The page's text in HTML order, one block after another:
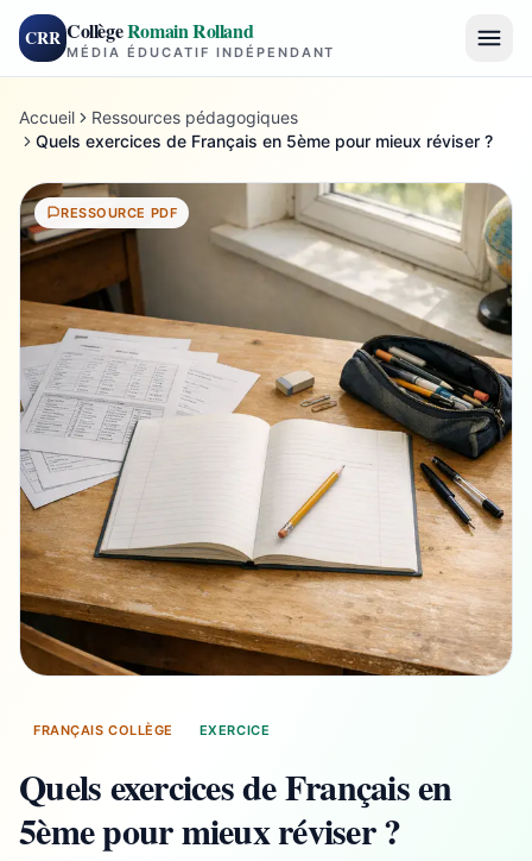
CRR CollègeRomain Rolland
MÉDIA ÉDUCATIF INDÉPENDANT
Accueil
Ressources pédagogiques
Quels exercices de Français en 5ème pour mieux réviser ?
RESSOURCE PDF
FRANÇAIS COLLÈGE EXERCICE
Quels exercices de Français en
5ème pour mieux réviser ?